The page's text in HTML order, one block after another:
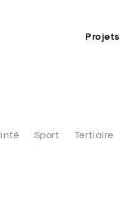
Projets
Sport Tertiaire